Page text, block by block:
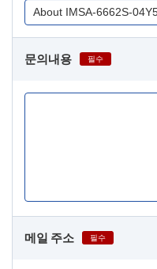
문의내용 필수
메일 주소 필수